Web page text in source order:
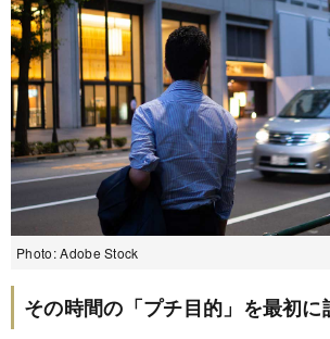
Photo: Adobe Stock
その時間の「プチ目的」を最初に